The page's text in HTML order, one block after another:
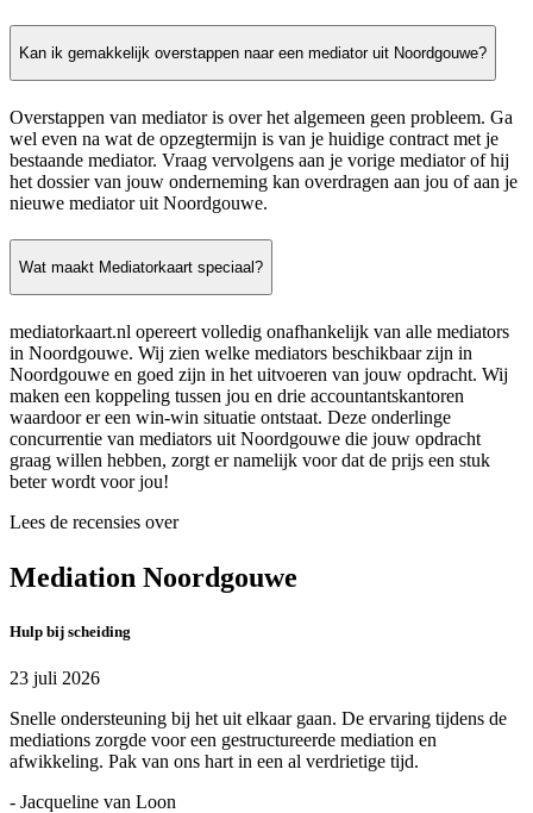
Kan ik gemakkelijk overstappen naar een mediator uit Noordgouwe?
Overstappen van mediator is over het algemeen geen probleem. Ga
wel even na wat de opzegtermijn is van je huidige contract met je
bestaande mediator. Vraag vervolgens aan je vorige mediator of hij
het dossier van jouw onderneming kan overdragen aan jou of aan je
nieuwe mediator uit Noordgouwe.
Wat maakt Mediatorkaart speciaal?
mediatorkaart.nl opereert volledig onafhankelijk van alle mediators
in Noordgouwe. Wij zien welke mediators beschikbaar zijn in
Noordgouwe en goed zijn in het uitvoeren van jouw opdracht. Wij
maken een koppeling tussen jou en drie accountantskantoren
waardoor er een win-win situatie ontstaat. Deze onderlinge
concurrentie van mediators uit Noordgouwe die jouw opdracht
graag willen hebben, zorgt er namelijk voor dat de prijs een stuk
beter wordt voor jou!
Lees de recensies over
Mediation Noordgouwe
Hulp bij scheiding
23 juli 2026
Snelle ondersteuning bij het uit elkaar gaan. De ervaring tijdens de
mediations zorgde voor een gestructureerde mediation en
afwikkeling. Pak van ons hart in een al verdrietige tijd.
- Jacqueline van Loon